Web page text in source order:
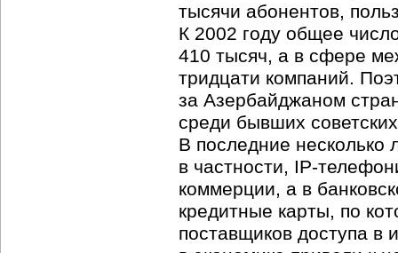
тысячи абонентов,
К 2002 году общее
410 тысяч, а в сфере
тридцати компаний.
за Азербайджаном
среди бывших
В последние несколько
в частности, IP-
коммерции, а в
кредитные карты, по
поставщиков доступа в